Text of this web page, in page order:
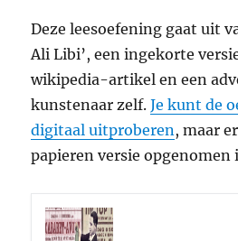
Deze leesoefening gaat uit
Ali Libi’, een ingekorte
wikipedia-artikel en een
kunstenaar zelf.Je kunt de
digitaal uitproberen , maar
papieren versie opgenomen